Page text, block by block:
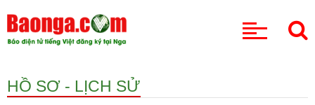
HỒ SƠ - LỊCH SỬ